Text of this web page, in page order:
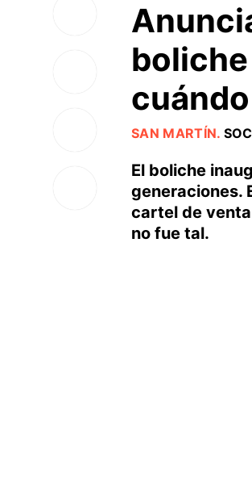
SAN MARTÍN.
El boliche
generaciones.
cartel de
no fue tal.